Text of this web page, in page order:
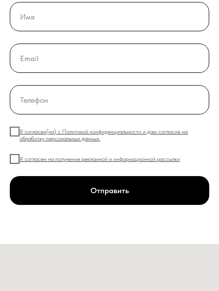
Я согласен(на) с Политикой конфиденциальности и даю согласие на
обработку персональных данных.
Я согласен на получение рекламной и информационной рассылки
Отправить